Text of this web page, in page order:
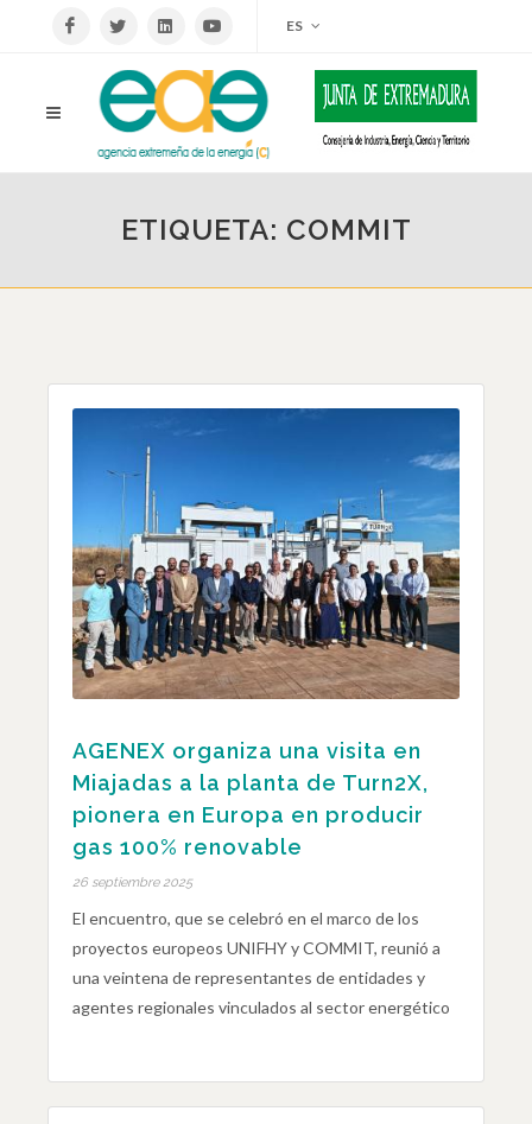
ES
ETIQUETA: COMMIT
AGENEX organiza una visita en
Miajadas a la planta de Turn2X,
pionera en Europa en producir
gas 100% renovable
26 septiembre 2025
El encuentro, que se celebró en el marco de los
proyectos europeos UNIFHY y COMMIT, reunió a
una veintena de representantes de entidades y
agentes regionales vinculados al sector energético